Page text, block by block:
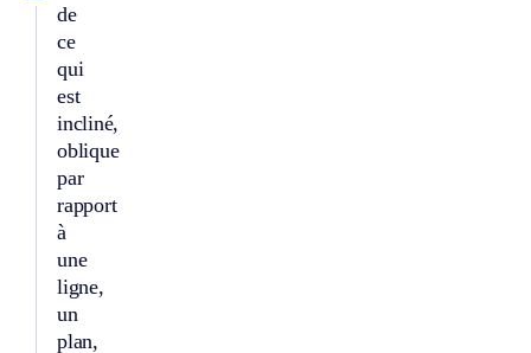
de
ce
qui
est
incliné,
oblique
par
rapport
à
une
ligne,
un
plan,